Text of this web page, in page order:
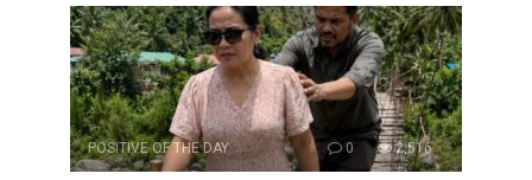
POSITIVE OF THE DAY 0 2,516